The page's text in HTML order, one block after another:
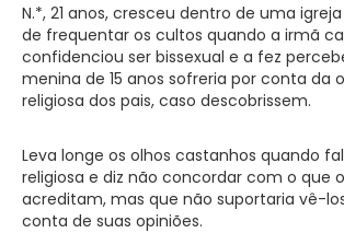
N.*, 21 anos, cresceu dentro de uma
de frequentar os cultos quando a irmã
confidenciou ser bissexual e a fez
menina de 15 anos sofreria por conta da
religiosa dos pais, caso descobrissem.
Leva longe os olhos castanhos quando
religiosa e diz não concordar com o que
acreditam, mas que não suportaria vê-
conta de suas opiniões.